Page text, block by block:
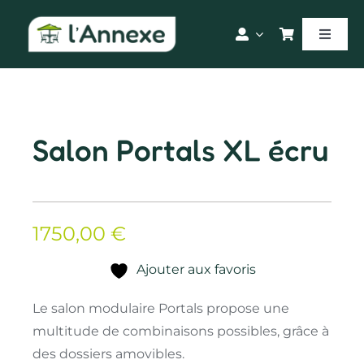
contenu
Toggle
Salon Portals XL écru
1750,00 €
Ajouter aux favoris
Le salon modulaire Portals propose une
multitude de combinaisons possibles, grâce à
des dossiers amovibles.